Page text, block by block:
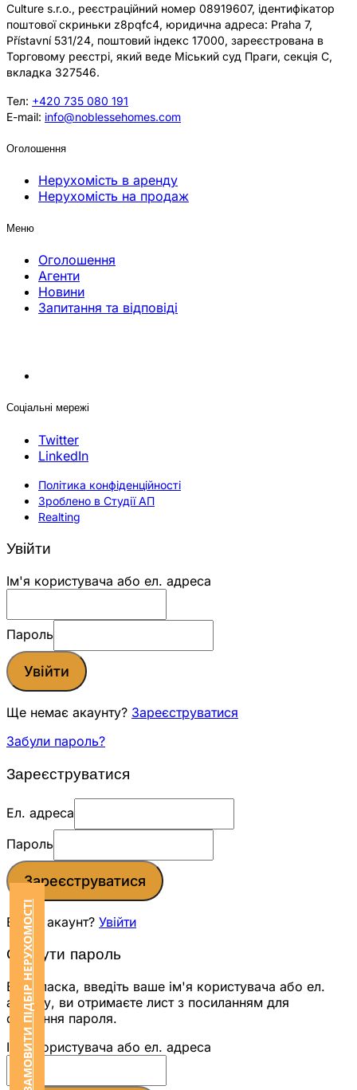
Culture s.r.o., реєстраційний номер 08919607, ідентифікатор
поштової скриньки z8pqfc4, юридична адреса: Praha 7,
Přístavní 531/24, поштовий індекс 17000, зареєстрована в
Торговому реєстрі, який веде Міський суд Праги, секція C,
вкладка 327546.
Тел: +420 735 080 191
E-mail: info@noblessehomes.com
Оголошення
Нерухомість в аренду
Нерухомість на продаж
Меню
Оголошення
Агенти
Новини
Запитання та відповіді
Соціальні мережі
Twitter
LinkedIn
Політика конфіденційності
Зроблено в Студії АП
Realting
ЗАМОВИТИ ПІДБІР НЕРУХОМОСТІ
Увійти
Ім'я користувача або ел. адреса
Пароль
Увійти
Ще немає акаунту? Зареєструватися
Забули пароль?
Зареєструватися
Ел. адреса
Пароль
Зареєструватися
Вже є акаунт? Увійти
Скинути пароль
Будь ласка, введіть ваше ім'я користувача або ел.
адресу, ви отримаєте лист з посиланням для
скидання пароля.
Ім'я користувача або ел. адреса